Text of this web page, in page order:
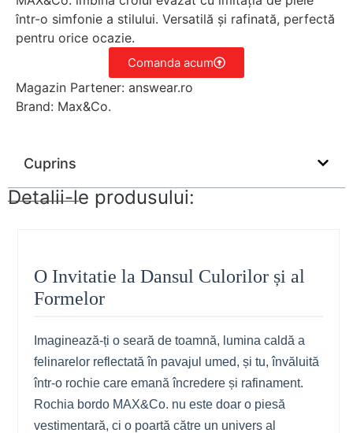
într-o simfonie a stilului. Versatilă și rafinată, perfectă
pentru orice ocazie.
Comanda acum
Magazin Partener: answear.ro
Brand: Max&Co.
Cuprins
Detalii-le produsului:
O Invitatie la Dansul Culorilor și al
Formelor
Imaginează-ți o seară de toamnă, lumina caldă a
felinarelor reflectată în pavajul umed, și tu, învăluită
într-o rochie care emană încredere și rafinament.
Rochia bordo MAX&Co. nu este doar o piesă
vestimentară, ci o poartă către un univers al